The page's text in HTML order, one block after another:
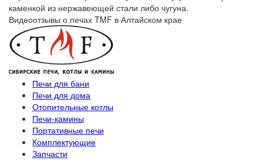
каменкой из нержавеющей стали либо чугуна.
Видеоотзывы о печах TMF в Алтайском крае
Печи для бани
Печи для дома
Отопительные котлы
Печи-камины
Портативные печи
Комплектующие
Запчасти